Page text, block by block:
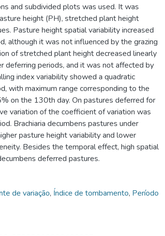
and subdivided plots was used. It was
height (PH), stretched plant height
Pasture height spatial variability increased
although it was not influenced by the grazing
of stretched plant height decreased linearly
deferring periods, and it was not affected by
index variability showed a quadratic
with maximum range corresponding to the
on the 130th day. On pastures deferred for
variation of the coefficient of variation was
Brachiaria decumbens pastures under
pasture height variability and lower
Besides the temporal effect, high spatial
deferred pastures.
de variação, Índice de tombamento, Período